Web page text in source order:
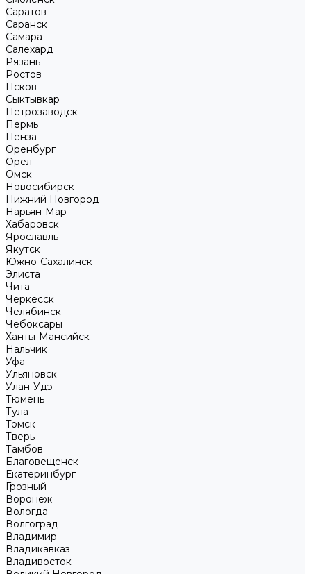
Саратов
Саранск
Самара
Салехард
Рязань
Ростов
Псков
Сыктывкар
Петрозаводск
Пермь
Пенза
Оренбург
Орел
Омск
Новосибирск
Нижний Новгород
Нарьян-Мар
Хабаровск
Ярославль
Якутск
Южно-Сахалинск
Элиста
Чита
Черкесск
Челябинск
Чебоксары
Ханты-Мансийск
Нальчик
Уфа
Ульяновск
Улан-Удэ
Тюмень
Тула
Томск
Тверь
Тамбов
Благовещенск
Екатеринбург
Грозный
Воронеж
Вологда
Волгоград
Владимир
Владикавказ
Владивосток